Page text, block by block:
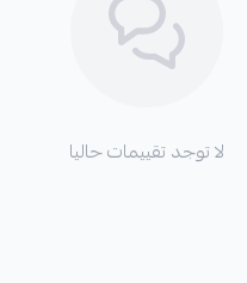
*صعوبة فيلا توجد تقييمات حاليا